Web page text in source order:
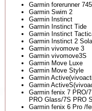
Garmin forerunner 745
Garmin Swim 2
Garmin Instinct
Garmin Instinct Tide
Garmin Instinct
Garmin Instinct 2
Garmin vivomove 3
Garmin vivomove3S
Garmin Move Luxe
Garmin Move Style
Garmin
Garmin
Garmin fenix 7 PRO/
PRO Glass/7S PRO
Garmin fenix 6 Pro /